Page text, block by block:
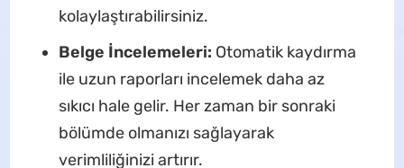
kolaylaştırabilirsiniz.
Belge İncelemeleri: Otomatik kaydırma
ile uzun raporları incelemek daha az
sıkıcı hale gelir. Her zaman bir sonraki
bölümde olmanızı sağlayarak
verimliliğinizi artırır.